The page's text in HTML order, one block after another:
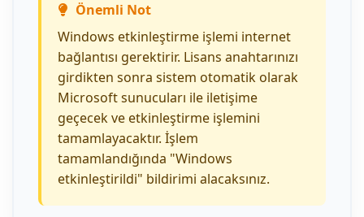
Önemli Not
Windows etkinleştirme işlemi internet
bağlantısı gerektirir. Lisans anahtarınızı
girdikten sonra sistem otomatik olarak
Microsoft sunucuları ile iletişime
geçecek ve etkinleştirme işlemini
tamamlayacaktır. İşlem
tamamlandığında "Windows
etkinleştirildi" bildirimi alacaksınız.